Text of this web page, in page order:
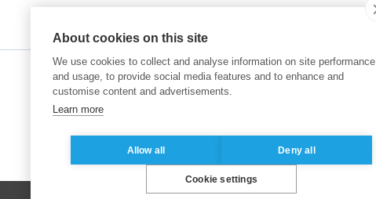
About cookies on this site
We use cookies to collect and analyse information on site performance
and usage, to provide social media features and to enhance and
customise content and advertisements.
Learn more
Allow all Deny all
Cookie settings